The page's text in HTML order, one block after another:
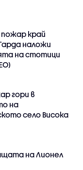
край
наложи
на стотици
гори в
на
село Висока
на Лионел